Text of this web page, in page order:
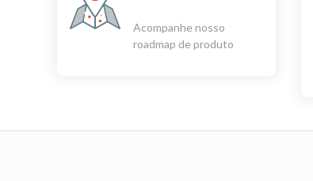
Acompanhe nosso
roadmap de produto